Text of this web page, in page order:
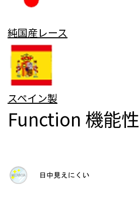
純国産レース
スペイン製
Function 機能性